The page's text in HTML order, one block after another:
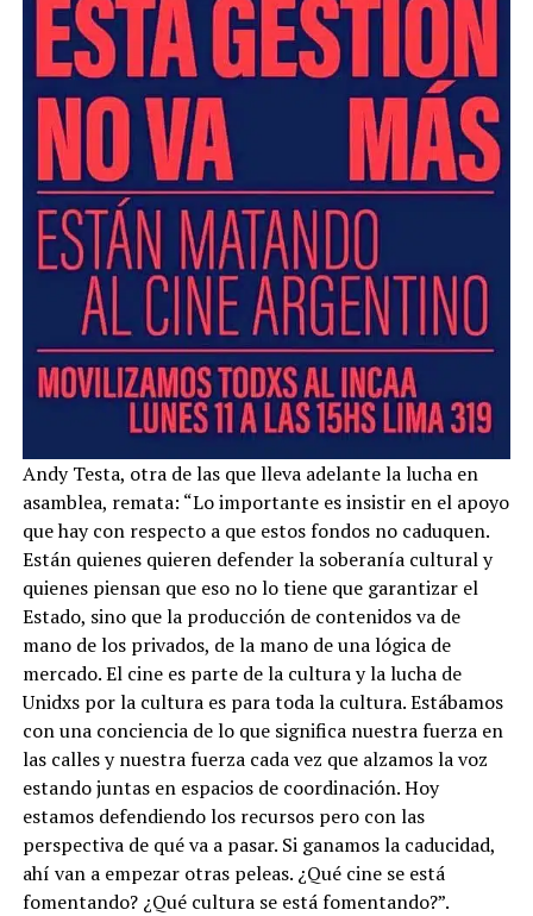
Andy Testa, otra de las que lleva adelante la lucha en
asamblea, remata: “Lo importante es insistir en el apoyo
que hay con respecto a que estos fondos no caduquen.
Están quienes quieren defender la soberanía cultural y
quienes piensan que eso no lo tiene que garantizar el
Estado, sino que la producción de contenidos va de
mano de los privados, de la mano de una lógica de
mercado. El cine es parte de la cultura y la lucha de
Unidxs por la cultura es para toda la cultura. Estábamos
con una conciencia de lo que significa nuestra fuerza en
las calles y nuestra fuerza cada vez que alzamos la voz
estando juntas en espacios de coordinación. Hoy
estamos defendiendo los recursos pero con las
perspectiva de qué va a pasar. Si ganamos la caducidad,
ahí van a empezar otras peleas. ¿Qué cine se está
fomentando? ¿Qué cultura se está fomentando?”.